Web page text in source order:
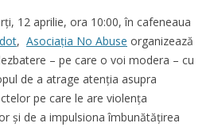
12 aprilie, ora 10:00, în cafeneaua
, Asociația No Abuse organizează
– pe care o voi modera – cu
de a atrage atenția asupra
pe care le are violența
și de a impulsiona îmbunătățirea